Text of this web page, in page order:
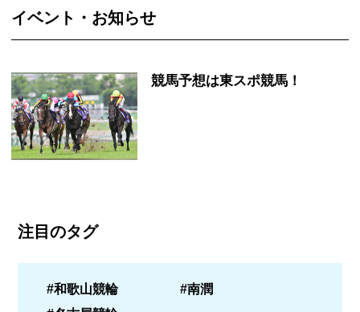
イベント・お知らせ
競馬予想は東スポ競馬！
注目のタグ
#和歌山競輪
#南潤